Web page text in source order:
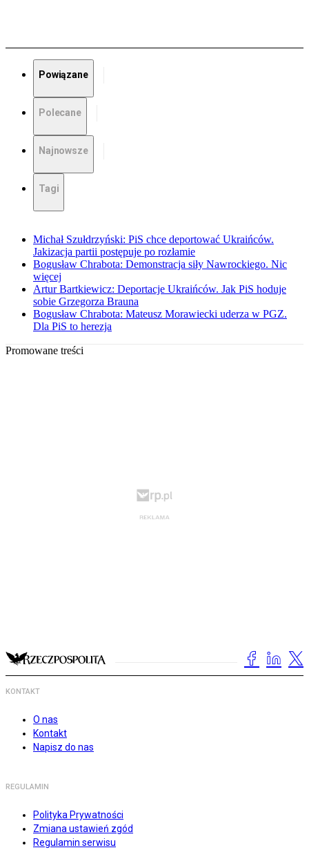
Powiązane
Polecane
Najnowsze
Tagi
Michał Szułdrzyński: PiS chce deportować Ukraińców.
Jakizacja partii postępuje po rozłamie
Bogusław Chrabota: Demonstracja siły Nawrockiego. Nic
więcej
Artur Bartkiewicz: Deportacje Ukraińców. Jak PiS hoduje
sobie Grzegorza Brauna
Bogusław Chrabota: Mateusz Morawiecki uderza w PGZ.
Dla PiS to herezja
Promowane treści
KONTAKT
O nas
Kontakt
Napisz do nas
REGULAMIN
Polityka Prywatności
Zmiana ustawień zgód
Regulamin serwisu